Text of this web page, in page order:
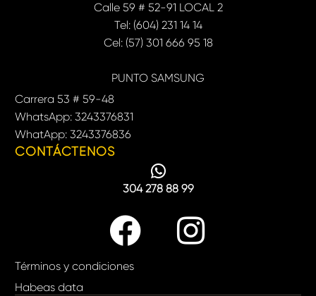
Calle 59 # 52-91 LOCAL 2
Tel: (604) 231 14 14
Cel: (57) 301 666 95 18
PUNTO SAMSUNG
Carrera 53 # 59-48
WhatsApp: 3243376831
WhatApp: 3243376836
CONTÁCTENOS
304 278 88 99
Términos y condiciones
Habeas data